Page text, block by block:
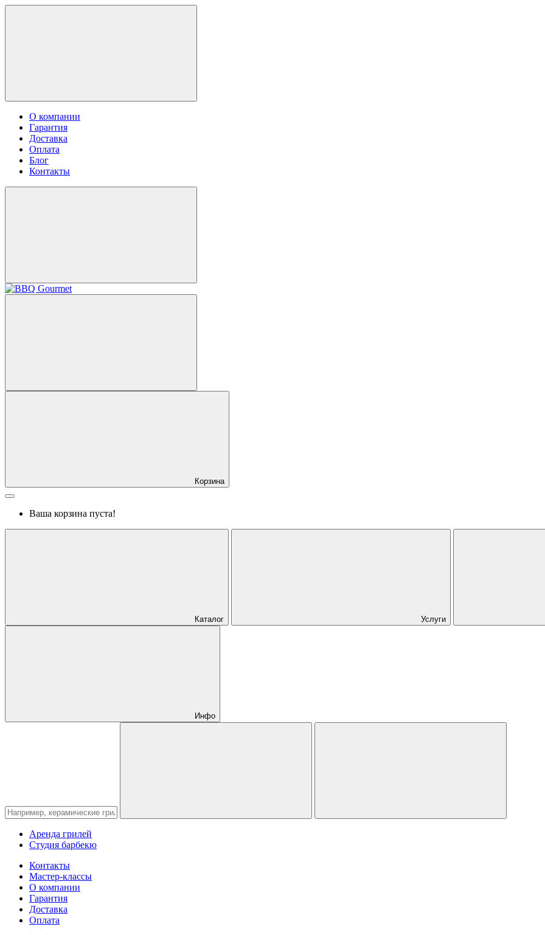
О компании
Гарантия
Доставка
Оплата
Блог
Контакты
Корзина
Ваша корзина пуста!
Каталог Услуги
Инфо
Аренда грилей
Студия барбекю
Контакты
Мастер-классы
О компании
Гарантия
Доставка
Оплата